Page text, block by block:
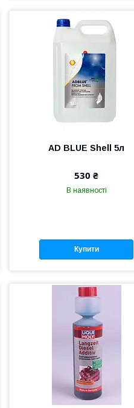
AD BLUE Shell 5л
530 ₴
В наявності
Купити